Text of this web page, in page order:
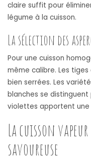
claire suffit pour
légume à la cuisson.
La sélection des
Pour une cuisson
même calibre. Les
bien serrées. Les
blanches se
violettes apportent
La cuisson
savoureuse